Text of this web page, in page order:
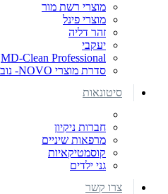
מוצרי רשת מור
מוצרי פינל
זהר דליה
יעקבי
MD-Clean Professional
סדרת מוצרי NOVO- נובו- ללא פרבנים
סיטונאות
חברות ניקיון
מרפאות שיניים
קוסמטיקאיות
גני ילדים
צרו קשר